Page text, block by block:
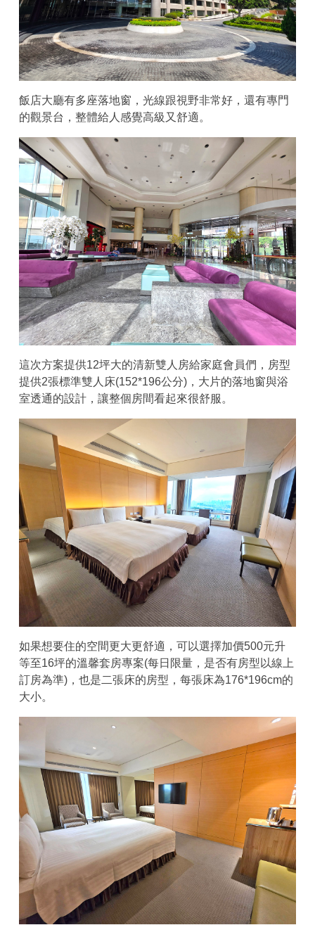
飯店大廳有多座落地窗，光線跟視野非常好，還有專門
的觀景台，整體給人感覺高級又舒適。
這次方案提供12坪大的清新雙人房給家庭會員們，房型
提供2張標準雙人床(152*196公分)，大片的落地窗與浴
室透通的設計，讓整個房間看起來很舒服。
如果想要住的空間更大更舒適，可以選擇加價500元升
等至16坪的溫馨套房專案(每日限量，是否有房型以線上
訂房為準)，也是二張床的房型，每張床為176*196cm的
大小。